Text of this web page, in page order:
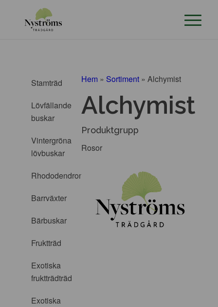
Stamträd
Lövfällande
buskar
Vintergröna
lövbuskar
Rhododendron
Barrväxter
Bärbuskar
Fruktträd
Exotiska
fruktträdträd
Exotiska
Hem » Sortiment »Alchymist
Alchymist
Produktgrupp
Rosor